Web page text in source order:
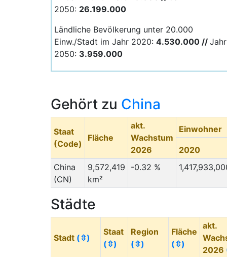
2050: 26.199.000
Ländliche Bevölkerung unter 20.000
Einw./Stadt im Jahr 2020: 4.530.000 // Jahr
2050: 3.959.000
Gehört zu China
Staat
(Code)
Fläche
akt.
Wachstum
2026
Einwohner
2020
China
(CN)
9,572,419
km²
-0.32 %
Städte
Stadt (⇳)
Staat
(⇳)
Region
(⇳)
Fläche
(⇳)
akt.
2026